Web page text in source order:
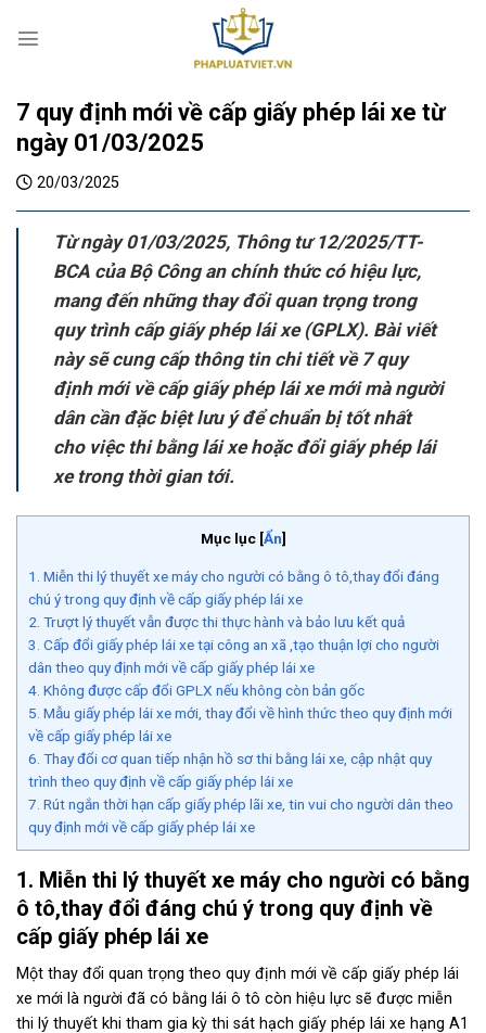
7 quy định mới về cấp giấy phép lái xe từ
ngày 01/03/2025
20/03/2025
Từ ngày 01/03/2025, Thông tư 12/2025/TT-
BCA của Bộ Công an chính thức có hiệu lực,
mang đến những thay đổi quan trọng trong
quy trình cấp giấy phép lái xe (GPLX). Bài viết
này sẽ cung cấp thông tin chi tiết về 7 quy
định mới về cấp giấy phép lái xe mới mà người
dân cần đặc biệt lưu ý để chuẩn bị tốt nhất
cho việc thi bằng lái xe hoặc đổi giấy phép lái
xe trong thời gian tới.
Mục lục [Ẩn]
1. Miễn thi lý thuyết xe máy cho người có bằng ô tô,thay đổi đáng
chú ý trong quy định về cấp giấy phép lái xe
2. Trượt lý thuyết vẫn được thi thực hành và bảo lưu kết quả
3. Cấp đổi giấy phép lái xe tại công an xã ,tạo thuận lợi cho người
dân theo quy định mới về cấp giấy phép lái xe
4. Không được cấp đổi GPLX nếu không còn bản gốc
5. Mẫu giấy phép lái xe mới, thay đổi về hình thức theo quy định mới
về cấp giấy phép lái xe
6. Thay đổi cơ quan tiếp nhận hồ sơ thi bằng lái xe, cập nhật quy
trình theo quy định về cấp giấy phép lái xe
7. Rút ngắn thời hạn cấp giấy phép lãi xe, tin vui cho người dân theo
quy định mới về cấp giấy phép lái xe
1. Miễn thi lý thuyết xe máy cho người có bằng
ô tô,thay đổi đáng chú ý trong quy định về
cấp giấy phép lái xe
Một thay đổi quan trọng theo quy định mới về cấp giấy phép lái
xe mới là người đã có bằng lái ô tô còn hiệu lực sẽ được miễn
thi lý thuyết khi tham gia kỳ thi sát hạch giấy phép lái xe hạng A1